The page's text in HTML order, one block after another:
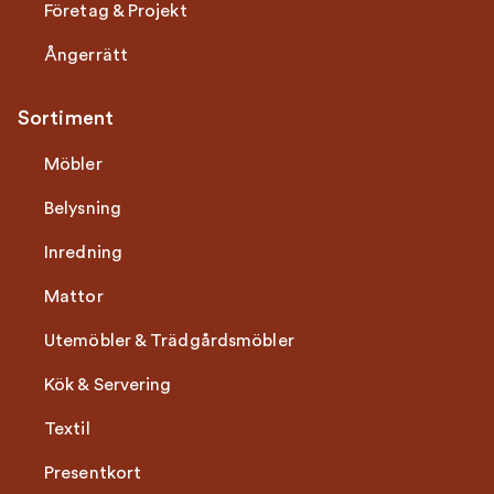
Företag & Projekt
Ångerrätt
Sortiment
Möbler
Belysning
Inredning
Mattor
Utemöbler & Trädgårdsmöbler
Kök & Servering
Textil
Presentkort